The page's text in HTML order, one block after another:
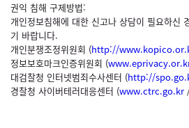
권익 침해 구제방법:
개인정보침해에 대한 신고나 상담이 필요하신
기 바랍니다.
개인분쟁조정위원회 (http://
정보보호마크인증위원회 (
대검찰청 인터넷범죄수사센터 (http://
경찰청 사이버테러대응센터 (www.ctrc.go.kr